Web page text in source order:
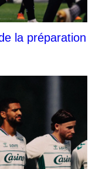
la préparation